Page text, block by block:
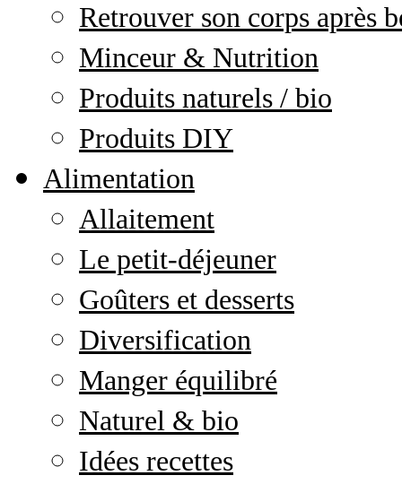
Retrouver son corps après
Minceur & Nutrition
Produits naturels / bio
Produits DIY
Alimentation
Allaitement
Le petit-déjeuner
Goûters et desserts
Diversification
Manger équilibré
Naturel & bio
Idées recettes